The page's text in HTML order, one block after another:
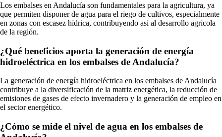
Los embalses en Andalucía son fundamentales para la agricultura, ya
que permiten disponer de agua para el riego de cultivos, especialmente
en zonas con escasez hídrica, contribuyendo así al desarrollo agrícola
de la región.
¿Qué beneficios aporta la generación de energía
hidroeléctrica en los embalses de Andalucía?
La generación de energía hidroeléctrica en los embalses de Andalucía
contribuye a la diversificación de la matriz energética, la reducción de
emisiones de gases de efecto invernadero y la generación de empleo en
el sector energético.
¿Cómo se mide el nivel de agua en los embalses de